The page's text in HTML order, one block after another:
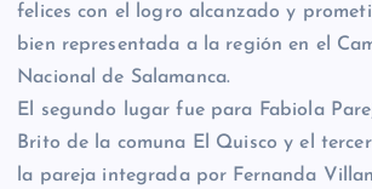
felices con el logro alcanzado y
bien representada a la región en el
Nacional de Salamanca.
El segundo lugar fue para Fabiola
Brito de la comuna El Quisco y el
la pareja integrada por Fernanda